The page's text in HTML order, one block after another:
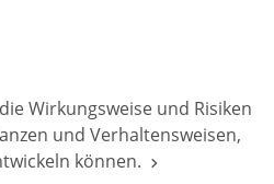
Wirkungsweise und Risiken
und Verhaltensweisen,
können.